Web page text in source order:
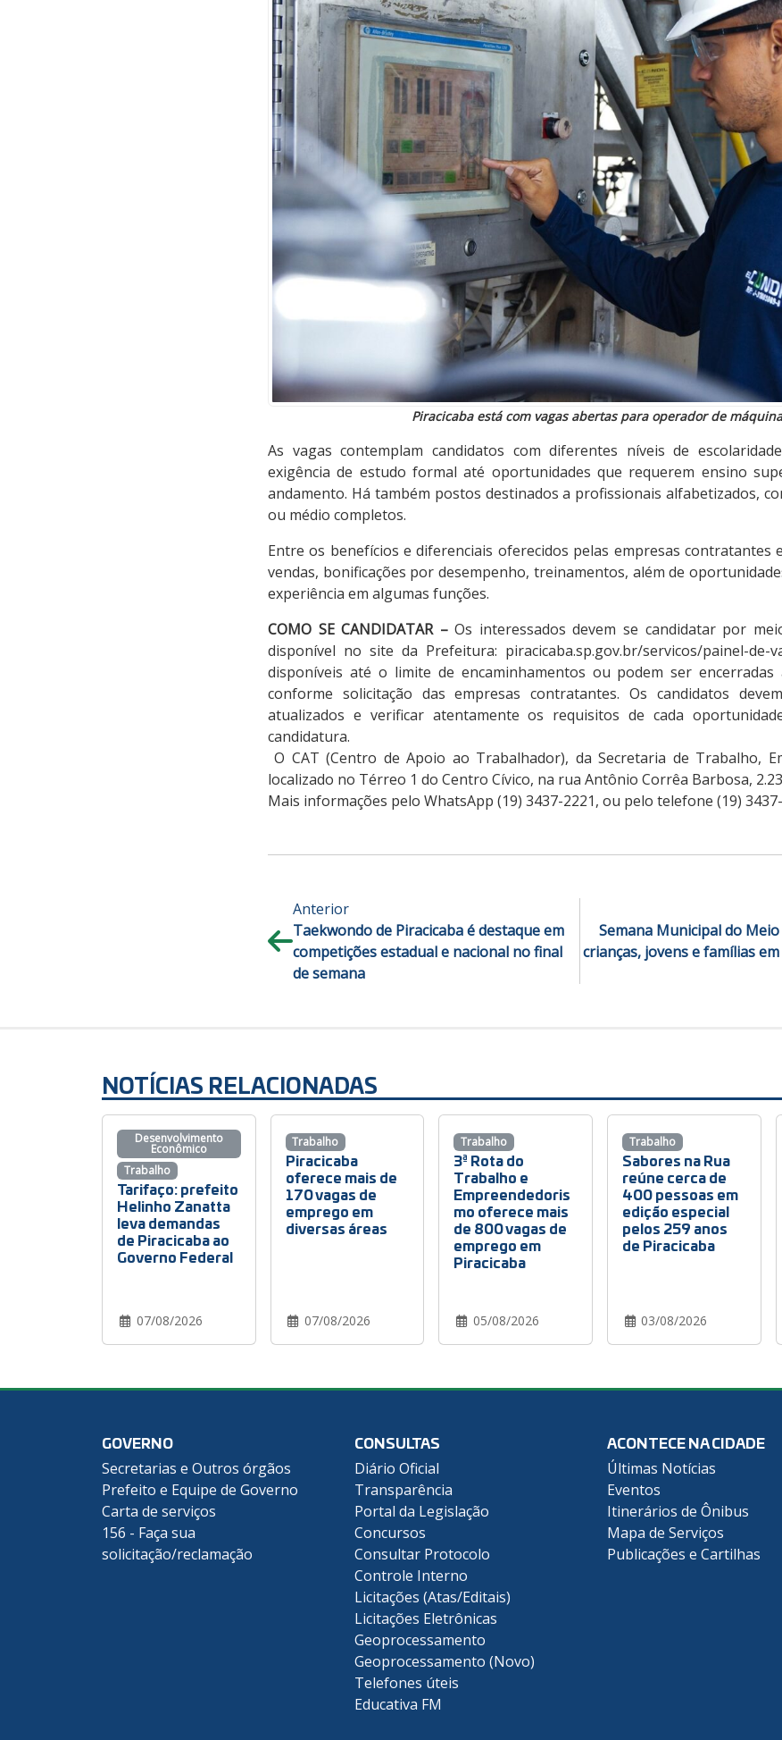
Piracicaba está com vagas abertas para operador de
As vagas contemplam candidatos com diferentes níveis de
exigência de estudo formal até oportunidades que requerem ensino
andamento. Há também postos destinados a profissionais alfabetizados,
ou médio completos.
Entre os benefícios e diferenciais oferecidos pelas empresas contratantes
vendas, bonificações por desempenho, treinamentos, além de
experiência em algumas funções.
COMO SE CANDIDATAR –Os interessados devem se candidatar por
disponível no site da Prefeitura: piracicaba.sp.gov.br/servicos/painel-de-
disponíveis até o limite de encaminhamentos ou podem ser encerradas
conforme solicitação das empresas contratantes. Os candidatos
atualizados e verificar atentamente os requisitos de cada
candidatura.
O CAT (Centro de Apoio ao Trabalhador), da Secretaria de Trabalho,
localizado no Térreo 1 do Centro Cívico, na rua Antônio Corrêa Barbosa,
Mais informações pelo WhatsApp (19) 3437-2221, ou pelo telefone (19)
Anterior
Taekwondo de Piracicaba é destaque em
competições estadual e nacional no final
de semana
Semana Municipal do
crianças, jovens e famílias
NOTÍCIAS RELACIONADAS
Tarifaço: prefeito
Helinho Zanatta
leva demandas
de Piracicaba ao
Governo Federal
07/08/2026
Desenvolvimento
Econômico
Trabalho
Piracicaba
oferece mais de
170 vagas de
emprego em
diversas áreas
07/08/2026
Trabalho
3ª Rota do
Trabalho e
Empreendedoris
mo oferece mais
de 800 vagas de
emprego em
Piracicaba
05/08/2026
Trabalho
Sabores na Rua
reúne cerca de
400 pessoas em
edição especial
pelos 259 anos
de Piracicaba
03/08/2026
Trabalho
GOVERNO
Secretarias e Outros órgãos
Prefeito e Equipe de Governo
Carta de serviços
156 - Faça sua
solicitação/reclamação
CONSULTAS
Diário Oficial
Transparência
Portal da Legislação
Concursos
Consultar Protocolo
Controle Interno
Licitações (Atas/Editais)
Licitações Eletrônicas
Geoprocessamento
Geoprocessamento (Novo)
Telefones úteis
Educativa FM
ACONTECE NA CIDADE
Últimas Notícias
Eventos
Itinerários de Ônibus
Mapa de Serviços
Publicações e Cartilhas